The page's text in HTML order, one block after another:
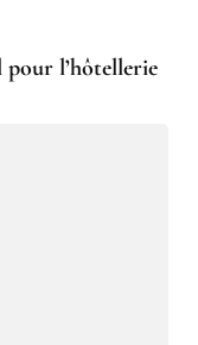
pour l’hôtellerie